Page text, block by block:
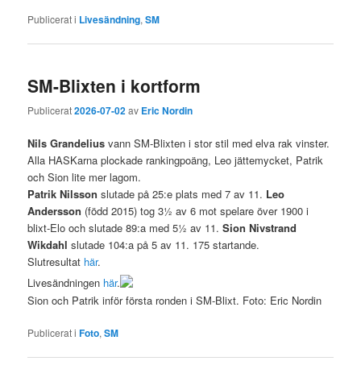
Publicerat i Livesändning,SM
SM-Blixten i kortform
Publicerat2026-07-02av Eric Nordin
Nils Grandelius vann SM-Blixten i stor stil med elva rak vinster.
Alla HASKarna plockade rankingpoäng, Leo jättemycket, Patrik
och Sion lite mer lagom.
Patrik Nilsson slutade på 25:e plats med 7 av 11. Leo
Andersson (född 2015) tog 3½ av 6 mot spelare över 1900 i
blixt-Elo och slutade 89:a med 5½ av 11.Sion Nivstrand
Wikdahlslutade 104:a på 5 av 11. 175 startande.
Slutresultat här.
Livesändningen här.
Sion och Patrik inför första ronden i SM-Blixt. Foto: Eric Nordin
Publicerat i Foto,SM